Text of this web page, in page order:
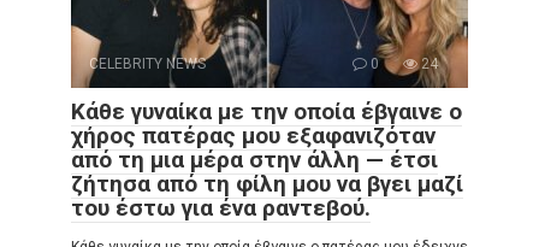
CELEBRITY NEWS 0 24
Κάθε γυναίκα με την οποία έβγαινε ο
χήρος πατέρας μου εξαφανιζόταν
από τη μια μέρα στην άλλη — έτσι
ζήτησα από τη φίλη μου να βγει μαζί
του έστω για ένα ραντεβού.